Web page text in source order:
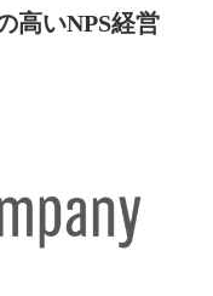
高いNPS経営